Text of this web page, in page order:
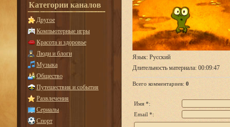
Категории каналов
Другое
Компьютерные игры
Красота и здоровье
Люди и блоги
Музыка
Общество
Путешествия и события
Развлечения
Сериалы
Спорт
Язык: Русский
Длительность материала: 00:09:47
Всего комментариев: 0
Имя *:
Email *: